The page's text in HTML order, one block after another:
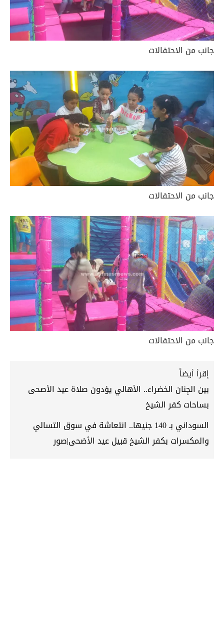
جانب من الاحتفالات
جانب من الاحتفالات
جانب من الاحتفالات
إقرأ أيضاً
بين الجِنان الخضراء.. الأهالي يؤدون صلاة عيد الأصحى
بساحات كفر الشيخ
السوداني بـ 140 جنيها.. انتعاشة في سوق التسالي
والمكسرات بكفر الشيخ قبيل عيد الأضحى|صور